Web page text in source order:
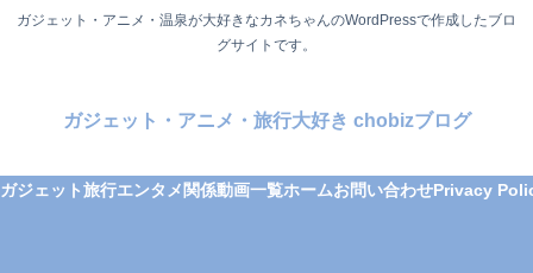
ガジェット・アニメ・温泉が大好きなカネちゃんのWordPressで作成したブロ
グサイトです。
ガジェット・アニメ・旅行大好き chobizブログ
ガジェット旅行エンタメ関係動画一覧ホームお問い合わせPrivacy